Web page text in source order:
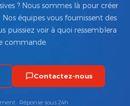
? Nous sommes là pour créer
équipes vous fournissent des
puissiez voir à quoi ressemblera
commande.
Contactez-nous
· Réponse sous 24h